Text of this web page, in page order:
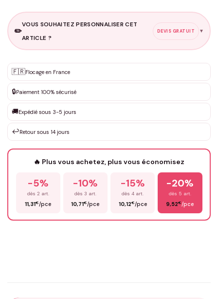
✏️
VOUS SOUHAITEZ PERSONNALISER CET
ARTICLE ?
DEVIS GRATUIT ▼
✨ Personnalisation sur mesure
DEVIS GRATUIT · Personnalisation de 3 à 10€ selon la demande
Que souhaitez-vous ?*
Votre texte / idée*
Prénom*
🇫🇷Flocage en France
🔒Paiement 100% sécurisé
🚚Expédié sous 3-5 jours
↩️Retour sous 14 jours
🔥 Plus vous achetez, plus vous économisez
-5%
dès 2 art.
11,31€/pce
-10%
dès 3 art.
10,71€/pce
-15%
dès 4 art.
10,12€/pce
-20%
dès 5 art.
9,52€/pce